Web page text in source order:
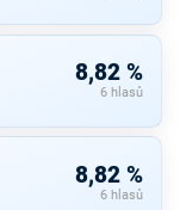
8,82 %
6 hlasů
8,82 %
6 hlasů